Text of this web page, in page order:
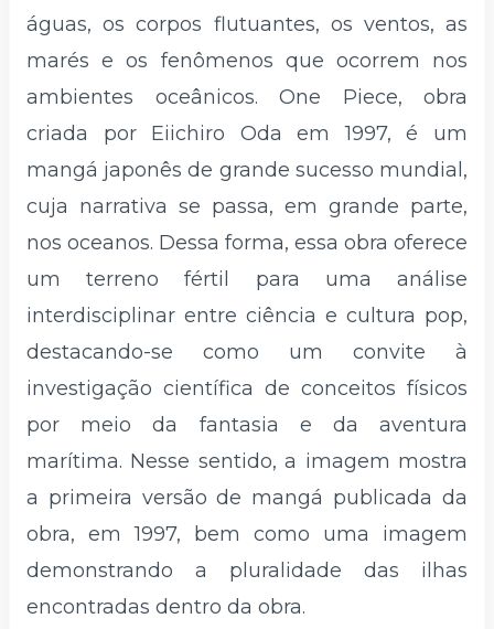
águas, os corpos flutuantes, os ventos, as
marés e os fenômenos que ocorrem nos
ambientes oceânicos. One Piece, obra
criada por Eiichiro Oda em 1997, é um
mangá japonês de grande sucesso mundial,
cuja narrativa se passa, em grande parte,
nos oceanos. Dessa forma, essa obra oferece
um terreno fértil para uma análise
interdisciplinar entre ciência e cultura pop,
destacando-se como um convite à
investigação científica de conceitos físicos
por meio da fantasia e da aventura
marítima. Nesse sentido, a imagem mostra
a primeira versão de mangá publicada da
obra, em 1997, bem como uma imagem
demonstrando a pluralidade das ilhas
encontradas dentro da obra.